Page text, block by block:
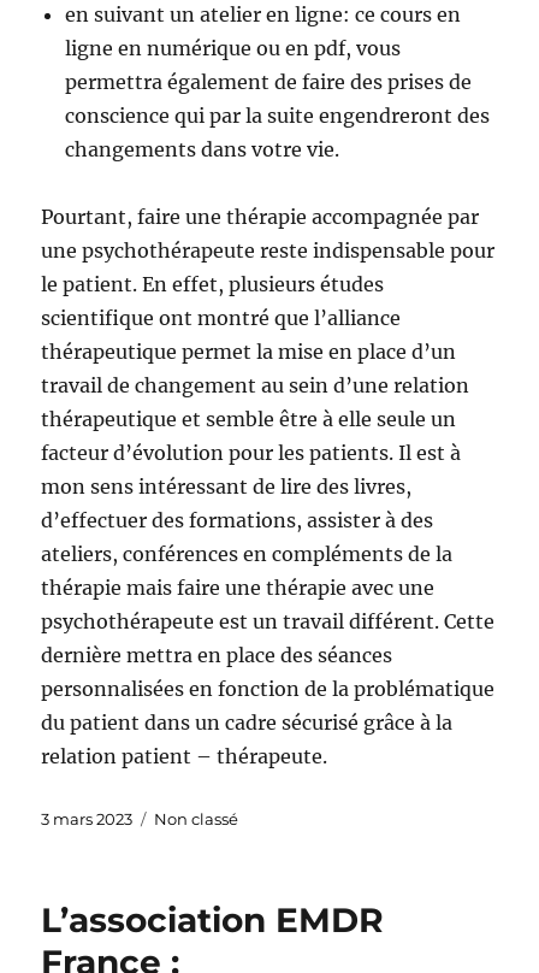
en suivant un atelier en ligne: ce cours en
ligne en numérique ou en pdf, vous
permettra également de faire des prises de
conscience qui par la suite engendreront des
changements dans votre vie.
Pourtant, faire une thérapie accompagnée par
une psychothérapeute reste indispensable pour
le patient. En effet, plusieurs études
scientifique ont montré que l’alliance
thérapeutique permet la mise en place d’un
travail de changement au sein d’une relation
thérapeutique et semble être à elle seule un
facteur d’évolution pour les patients. Il est à
mon sens intéressant de lire des livres,
d’effectuer des formations, assister à des
ateliers, conférences en compléments de la
thérapie mais faire une thérapie avec une
psychothérapeute est un travail différent. Cette
dernière mettra en place des séances
personnalisées en fonction de la problématique
du patient dans un cadre sécurisé grâce à la
relation patient – thérapeute.
Publié
3 mars 2023 Catégories
Non classé
L’association EMDR
France :